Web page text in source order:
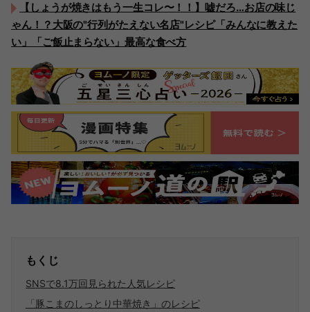
【しょうが焼きはもう一生コレ〜！！】嘘だろ…お店の味じ
ゃん！？大阪の"行列がたえない名店"レシピ「みんなに教えた
い」「ご飯止まらない」最高な食べ方
もくじ
SNSで8.1万回見られた人気レシピ
「豚こまのしっとり中華焼き」のレシピ